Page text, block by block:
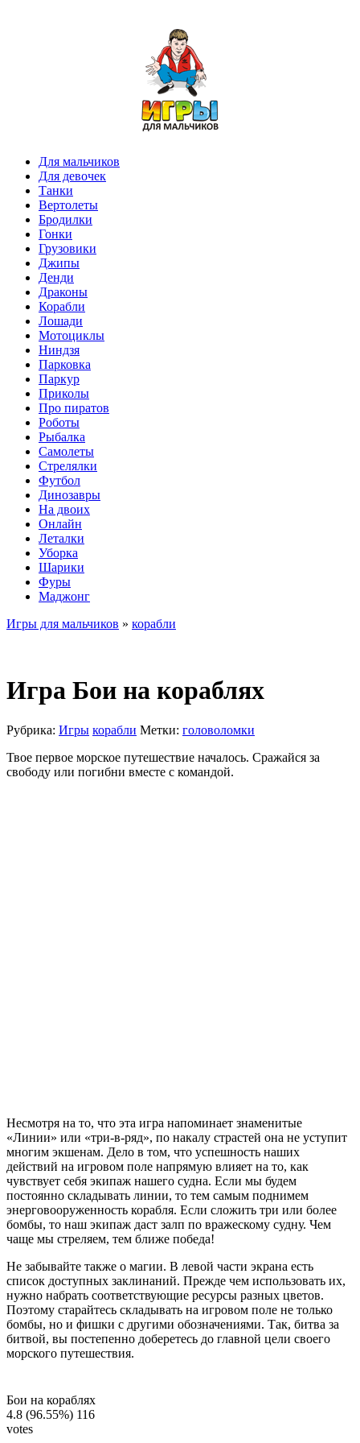
Для мальчиков
Для девочек
Танки
Вертолеты
Бродилки
Гонки
Грузовики
Джипы
Денди
Драконы
Корабли
Лошади
Мотоциклы
Ниндзя
Парковка
Паркур
Приколы
Про пиратов
Роботы
Рыбалка
Самолеты
Стрелялки
Футбол
Динозавры
На двоих
Онлайн
Леталки
Уборка
Шарики
Фуры
Маджонг
Игры для мальчиков » корабли
Игра Бои на кораблях
Рубрика: Игры корабли Метки: головоломки
Твое первое морское путешествие началось. Сражайся за
свободу или погибни вместе с командой.
Несмотря на то, что эта игра напоминает знаменитые
«Линии» или «три-в-ряд», по накалу страстей она не уступит
многим экшенам. Дело в том, что успешность наших
действий на игровом поле напрямую влияет на то, как
чувствует себя экипаж нашего судна. Если мы будем
постоянно складывать линии, то тем самым поднимем
энерговооруженность корабля. Если сложить три или более
бомбы, то наш экипаж даст залп по вражескому судну. Чем
чаще мы стреляем, тем ближе победа!
Не забывайте также о магии. В левой части экрана есть
список доступных заклинаний. Прежде чем использовать их,
нужно набрать соответствующие ресурсы разных цветов.
Поэтому старайтесь складывать на игровом поле не только
бомбы, но и фишки с другими обозначениями. Так, битва за
битвой, вы постепенно доберетесь до главной цели своего
морского путешествия.
Бои на кораблях
4.8 (96.55%) 116
votes